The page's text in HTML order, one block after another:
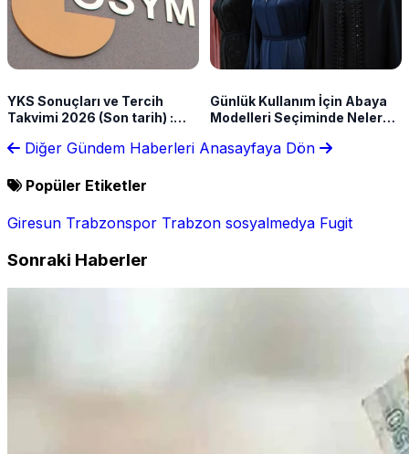
YKS Sonuçları ve Tercih
Takvimi 2026 (Son tarih) :
bitti mi, son gün ne zaman?
Günlük Kullanım İçin Abaya
Modelleri Seçiminde Nelere
Diğer Gündem Haberleri Anasayfaya Dön
Popüler Etiketler
Giresun Trabzonspor Trabzon sosyalmedya Fugit
Sonraki Haberler